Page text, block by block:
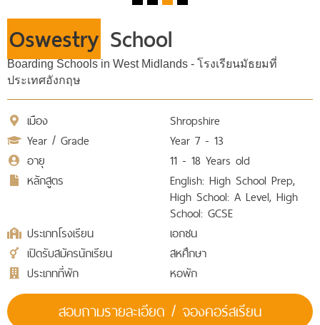
Oswestry School
Boarding Schools in West Midlands - โรงเรียนมัธยมที่
ประเทศอังกฤษ
เมือง
Shropshire
Year / Grade
Year 7 - 13
อายุ
11 - 18 Years old
หลักสูตร
English: High School Prep,
High School: A Level, High
School: GCSE
ประเภทโรงเรียน
เอกชน
เปิดรับสมัครนักเรียน
สหศึกษา
ประเภทที่พัก
หอพัก
สอบถามรายละเอียด / จองคอร์สเรียน